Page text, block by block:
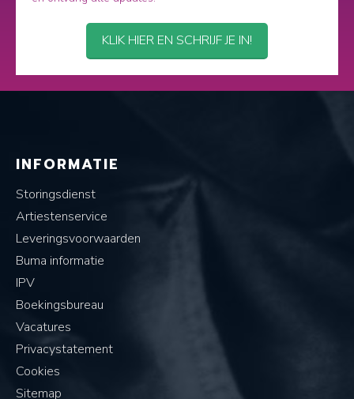
KLIK HIER EN SCHRIJF JE IN!
INFORMATIE
Storingsdienst
Artiestenservice
Leveringsvoorwaarden
Buma informatie
IPV
Boekingsbureau
Vacatures
Privacystatement
Cookies
Sitemap